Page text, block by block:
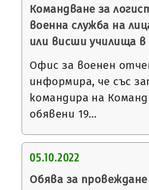
Командване за
военна служба на
или висши училища
Офис за военен
информира, че със
командира на
обявени 19…
05.10.2022
Обява за